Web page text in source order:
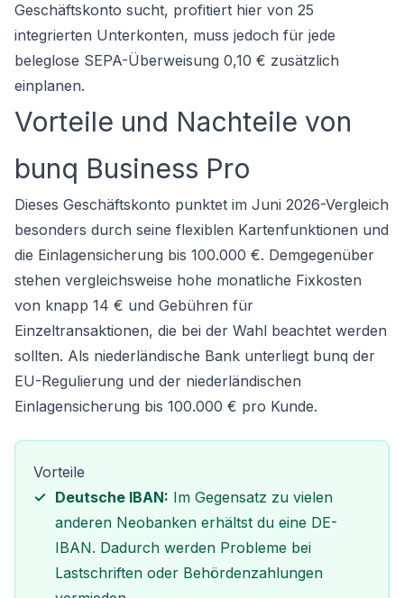
Geschäftskonto sucht, profitiert hier von 25
integrierten Unterkonten, muss jedoch für jede
beleglose SEPA-Überweisung 0,10 € zusätzlich
einplanen.
Vorteile und Nachteile von
bunq Business Pro
Dieses Geschäftskonto punktet im Juni 2026-Vergleich
besonders durch seine flexiblen Kartenfunktionen und
die Einlagensicherung bis 100.000 €. Demgegenüber
stehen vergleichsweise hohe monatliche Fixkosten
von knapp 14 € und Gebühren für
Einzeltransaktionen, die bei der Wahl beachtet werden
sollten. Als niederländische Bank unterliegt bunq der
EU-Regulierung und der niederländischen
Einlagensicherung bis 100.000 € pro Kunde.
Vorteile
Deutsche IBAN: Im Gegensatz zu vielen
anderen Neobanken erhältst du eine DE-
IBAN. Dadurch werden Probleme bei
Lastschriften oder Behördenzahlungen